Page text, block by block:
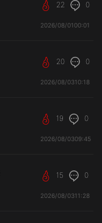
22 0
2026/08/01 00:01
20 0
2026/08/0310:18
19 0
2026/08/0309:45
15 0
2026/08/0311:28